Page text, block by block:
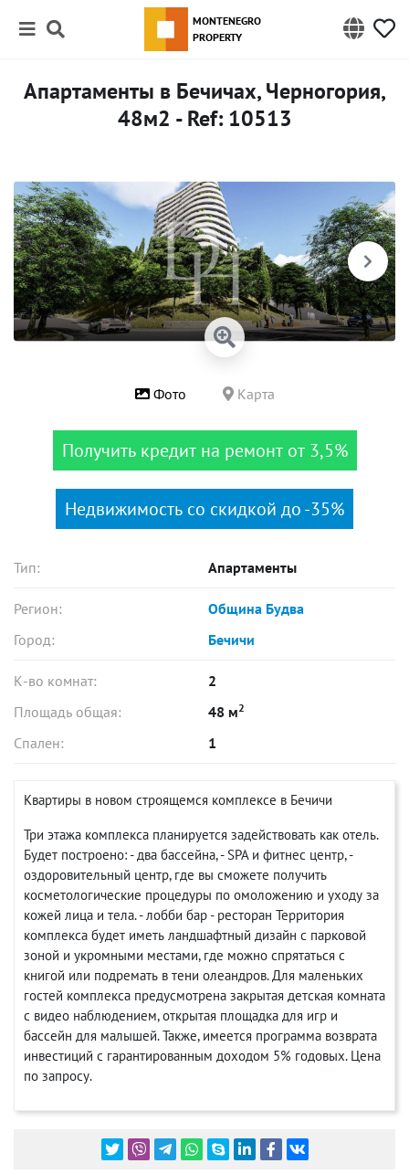
MONTENEGRO
PROPERTY
Апартаменты в Бечичах, Черногория,
48м2 - Ref: 10513
Фото Карта
Получить кредит на ремонт от 3,5%
Недвижимость со скидкой до -35%
Тип: Апартаменты
Регион:
Община Будва
Город:
Бечичи
К-во комнат:
2
Площадь общая:
48 м2
Спален: 1
Квартиры в новом строящемся комплексе в Бечичи
Три этажа комплекса планируется задействовать как отель.
Будет построено: - два бассейна, - SPA и фитнес центр, -
оздоровительный центр, где вы сможете получить
косметологические процедуры по омоложению и уходу за
кожей лица и тела. - лобби бар - ресторан Территория
комплекса будет иметь ландшафтный дизайн с парковой
зоной и укромными местами, где можно спрятаться с
книгой или подремать в тени олеандров. Для маленьких
гостей комплекса предусмотрена закрытая детская комната
с видео наблюдением, открытая площадка для игр и
бассейн для малышей. Также, имеется программа возврата
инвестиций с гарантированным доходом 5% годовых. Цена
по запросу.